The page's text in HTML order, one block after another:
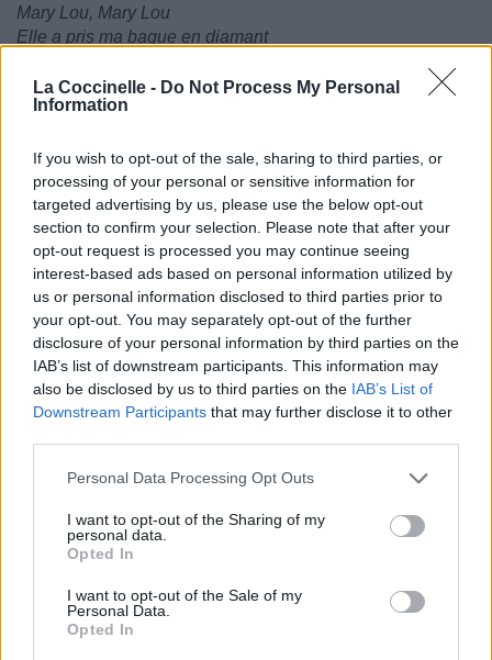
La Coccinelle - Do Not Process My Personal
Information
If you wish to opt-out of the sale, sharing to third parties, or
processing of your personal or sensitive information for
targeted advertising by us, please use the below opt-out
section to confirm your selection. Please note that after your
opt-out request is processed you may continue seeing
interest-based ads based on personal information utilized by
us or personal information disclosed to third parties prior to
your opt-out. You may separately opt-out of the further
disclosure of your personal information by third parties on the
IAB’s list of downstream participants. This information may
also be disclosed by us to third parties on the IAB’s List of
Downstream Participants that may further disclose it to other
Personal Data Processing Opt Outs
I want to opt-out of the Sharing of my
personal data.
Opted In
I want to opt-out of the Sale of my
Personal Data.
Opted In
Mary Lou, Mary Lou
Elle a pris ma bague en diamant
Elle a sauté dans ma Cadillac et est partie au loin
Publié parliverpool
Chanteurs :